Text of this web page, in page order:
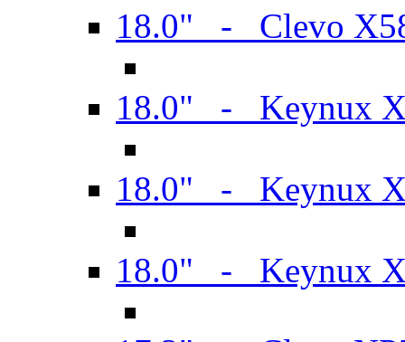
18.0" - Clevo
18.0" - Keynux
18.0" - Keynux
18.0" - Keynux